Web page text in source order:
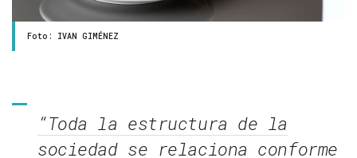
Foto: IVAN GIMÉNEZ
“Toda la estructura de la
sociedad se relaciona conforme